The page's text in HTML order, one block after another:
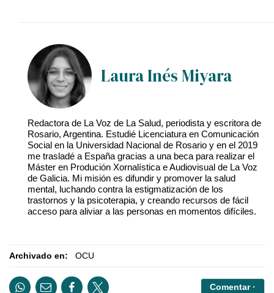
Laura Inés Miyara
Redactora de La Voz de La Salud, periodista y escritora de
Rosario, Argentina. Estudié Licenciatura en Comunicación
Social en la Universidad Nacional de Rosario y en el 2019
me trasladé a España gracias a una beca para realizar el
Máster en Produción Xornalística e Audiovisual de La Voz
de Galicia. Mi misión es difundir y promover la salud
mental, luchando contra la estigmatización de los
trastornos y la psicoterapia, y creando recursos de fácil
acceso para aliviar a las personas en momentos difíciles.
Archivado en: OCU
Comentar ·